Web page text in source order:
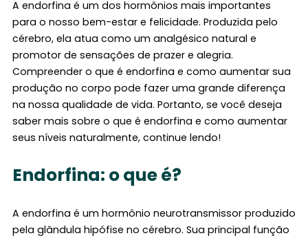
A endorfina é um dos hormônios mais importantes
para o nosso bem-estar e felicidade. Produzida pelo
cérebro, ela atua como um analgésico natural e
promotor de sensações de prazer e alegria.
Compreender o que é endorfina e como aumentar sua
produção no corpo pode fazer uma grande diferença
na nossa qualidade de vida. Portanto, se você deseja
saber mais sobre o que é endorfina e como aumentar
seus níveis naturalmente, continue lendo!
Endorfina: o que é?
A endorfina é um hormônio neurotransmissor produzido
pela glândula hipófise no cérebro. Sua principal função